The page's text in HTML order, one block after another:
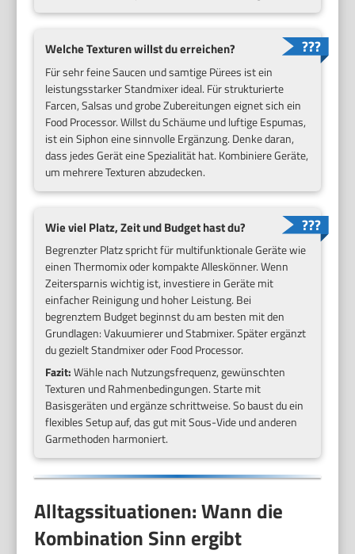
Welche Texturen willst du erreichen?
Für sehr feine Saucen und samtige Pürees ist ein
leistungsstarker Standmixer ideal. Für strukturierte
Farcen, Salsas und grobe Zubereitungen eignet sich ein
Food Processor. Willst du Schäume und luftige Espumas,
ist ein Siphon eine sinnvolle Ergänzung. Denke daran,
dass jedes Gerät eine Spezialität hat. Kombiniere Geräte,
um mehrere Texturen abzudecken.
Wie viel Platz, Zeit und Budget hast du?
Begrenzter Platz spricht für multifunktionale Geräte wie
einen Thermomix oder kompakte Alleskönner. Wenn
Zeitersparnis wichtig ist, investiere in Geräte mit
einfacher Reinigung und hoher Leistung. Bei
begrenztem Budget beginnst du am besten mit den
Grundlagen: Vakuumierer und Stabmixer. Später ergänzt
du gezielt Standmixer oder Food Processor.
Fazit:Wähle nach Nutzungsfrequenz, gewünschten
Texturen und Rahmenbedingungen. Starte mit
Basisgeräten und ergänze schrittweise. So baust du ein
flexibles Setup auf, das gut mit Sous-Vide und anderen
Garmethoden harmoniert.
Alltagssituationen: Wann die
Kombination Sinn ergibt